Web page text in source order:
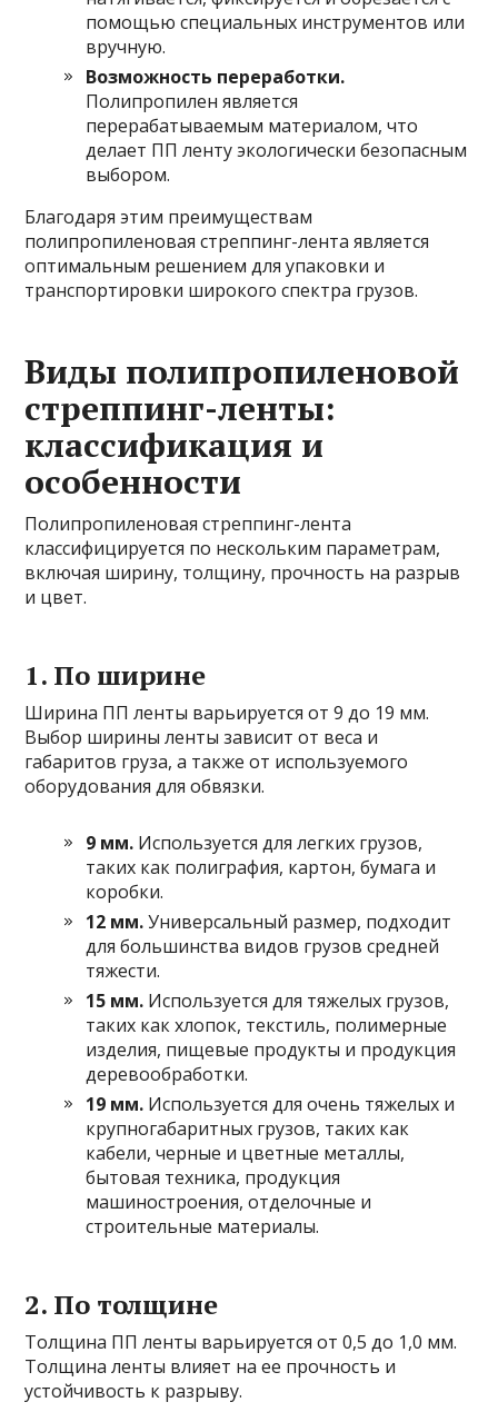
помощью специальных инструментов или
вручную.
Возможность переработки.
Полипропилен является
перерабатываемым материалом, что
делает ПП ленту экологически безопасным
выбором.
Благодаря этим преимуществам
полипропиленовая стреппинг-лента является
оптимальным решением для упаковки и
транспортировки широкого спектра грузов.
Виды полипропиленовой
стреппинг-ленты:
классификация и
особенности
Полипропиленовая стреппинг-лента
классифицируется по нескольким параметрам,
включая ширину, толщину, прочность на разрыв
и цвет.
1. По ширине
Ширина ПП ленты варьируется от 9 до 19 мм.
Выбор ширины ленты зависит от веса и
габаритов груза, а также от используемого
оборудования для обвязки.
9 мм. Используется для легких грузов,
таких как полиграфия, картон, бумага и
коробки.
12 мм.Универсальный размер, подходит
для большинства видов грузов средней
тяжести.
15 мм. Используется для тяжелых грузов,
таких как хлопок, текстиль, полимерные
изделия, пищевые продукты и продукция
деревообработки.
19 мм. Используется для очень тяжелых и
крупногабаритных грузов, таких как
кабели, черные и цветные металлы,
бытовая техника, продукция
машиностроения, отделочные и
строительные материалы.
2. По толщине
Толщина ПП ленты варьируется от 0,5 до 1,0 мм.
Толщина ленты влияет на ее прочность и
устойчивость к разрыву.